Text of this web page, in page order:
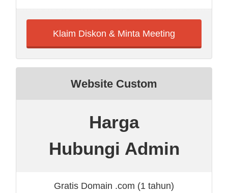
Klaim Diskon & Minta Meeting
Website Custom
Harga
Hubungi Admin
Gratis Domain .com (1 tahun)